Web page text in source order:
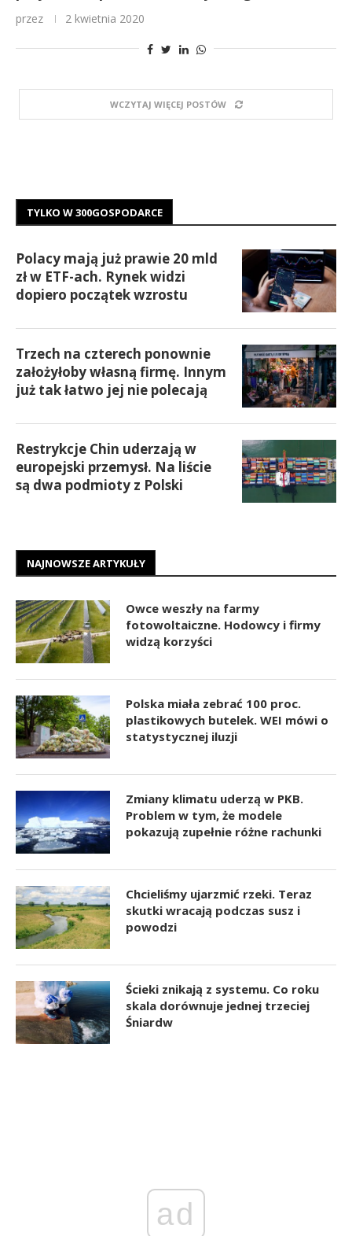
przez 2 kwietnia 2020
WCZYTAJ WIĘCEJ POSTÓW
TYLKO W 300GOSPODARCE
Polacy mają już prawie 20 mld
zł w ETF-ach. Rynek widzi
dopiero początek wzrostu
Trzech na czterech ponownie
założyłoby własną firmę. Innym
już tak łatwo jej nie polecają
Restrykcje Chin uderzają w
europejski przemysł. Na liście
są dwa podmioty z Polski
NAJNOWSZE ARTYKUŁY
Owce weszły na farmy
fotowoltaiczne. Hodowcy i firmy
widzą korzyści
Polska miała zebrać 100 proc.
plastikowych butelek. WEI mówi o
statystycznej iluzji
Zmiany klimatu uderzą w PKB.
Problem w tym, że modele
pokazują zupełnie różne rachunki
Chcieliśmy ujarzmić rzeki. Teraz
skutki wracają podczas susz i
powodzi
Ścieki znikają z systemu. Co roku
skala dorównuje jednej trzeciej
Śniardw
ad